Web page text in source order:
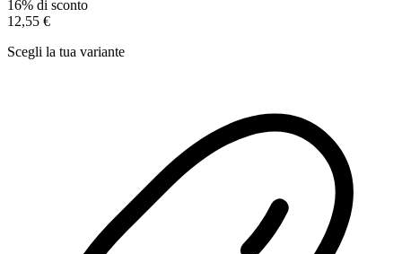
16% di sconto
12,55 €
Scegli la tua variante